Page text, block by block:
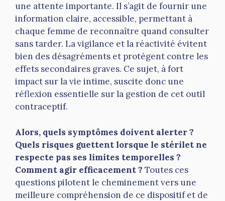
une attente importante. Il s’agit de fournir une
information claire, accessible, permettant à
chaque femme de reconnaître quand consulter
sans tarder. La vigilance et la réactivité évitent
bien des désagréments et protégent contre les
effets secondaires graves. Ce sujet, à fort
impact sur la vie intime, suscite donc une
réflexion essentielle sur la gestion de cet outil
contraceptif.
Alors, quels symptômes doivent alerter ?
Quels risques guettent lorsque le stérilet ne
respecte pas ses limites temporelles ?
Comment agir efficacement ? Toutes ces
questions pilotent le cheminement vers une
meilleure compréhension de ce dispositif et de